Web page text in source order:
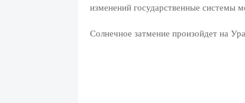
изменений государственные системы
Солнечное затмение произойдет на